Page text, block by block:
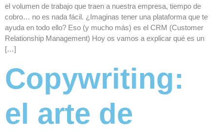
el volumen de trabajo que traen a nuestra empresa, tiempo de
cobro… no es nada fácil. ¿Imaginas tener una plataforma que te
ayuda en todo ello? Eso (y mucho más) es el CRM (Customer
Relationship Management) Hoy os vamos a explicar qué es un
[…]
Copywriting:
el arte de